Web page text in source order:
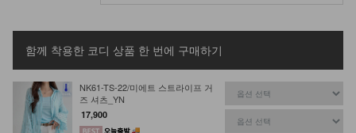
함께 착용한 코디 상품 한 번에 구매하기
NK61-TS-22/미에트 스트라이프 거
즈 셔츠_YN
17,900